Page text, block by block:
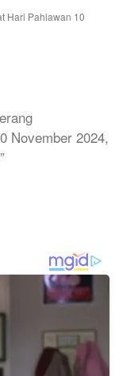
November 2024,